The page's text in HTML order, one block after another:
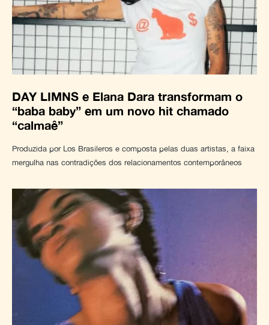
DAY LIMNS e Elana Dara transformam o
“baba baby” em um novo hit chamado
“calmaê”
Produzida por Los Brasileros e composta pelas duas artistas, a faixa
mergulha nas contradições dos relacionamentos contemporâneos